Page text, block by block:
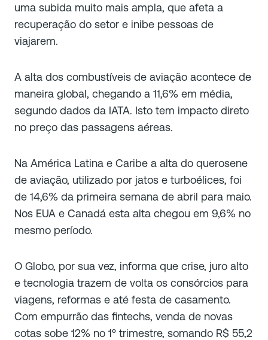
uma subida muito mais ampla, que afeta a
recuperação do setor e inibe pessoas de
viajarem.
A alta dos combustíveis de aviação acontece de
maneira global, chegando a 11,6% em média,
segundo dados da IATA. Isto tem impacto direto
no preço das passagens aéreas.
Na América Latina e Caribe a alta do querosene
de aviação, utilizado por jatos e turboélices, foi
de 14,6% da primeira semana de abril para maio.
Nos EUA e Canadá esta alta chegou em 9,6% no
mesmo período.
O Globo, por sua vez, informa que crise, juro alto
e tecnologia trazem de volta os consórcios para
viagens, reformas e até festa de casamento.
Com empurrão das fintechs, venda de novas
cotas sobe 12% no 1º trimestre, somando R$ 55,2